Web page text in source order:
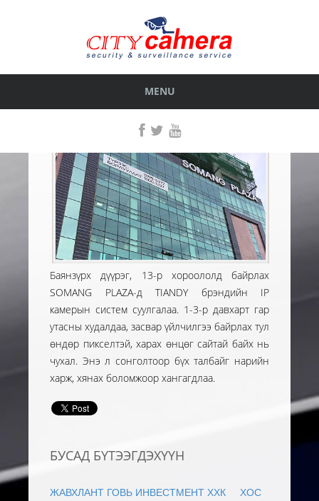
MENU
SOMANG PLAZA
ГҮЙЦЭТГЭСЭН АЖИЛ
Баянзүрх дүүрэг, 13-р хороололд байрлах
SOMANG PLAZA-д TIANDY брэндийн IP
камерын систем суулгалаа. 1-3-р давхарт гар
утасны худалдаа, засвар үйлчилгээ байрлах тул
өндөр пикселтэй, харах өнцөг сайтай байх нь
чухал. Энэ л сонголтоор бүх талбайг нарийн
харж, хянах боломжоор хангагдлаа.
БУСАД БҮТЭЭГДЭХҮҮН
ЖАВХЛАНТ ГОВЬ ИНВЕСТМЕНТ ХХК
ХОС